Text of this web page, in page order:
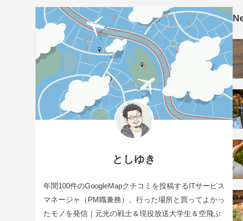
としゆき
年間100件のGoogleMapクチコミを投稿するITサービス
マネージャ（PM職兼務）。行った場所と買ってよかっ
たモノを発信｜元光の戦士＆現役放送大学生＆空飛ぶ